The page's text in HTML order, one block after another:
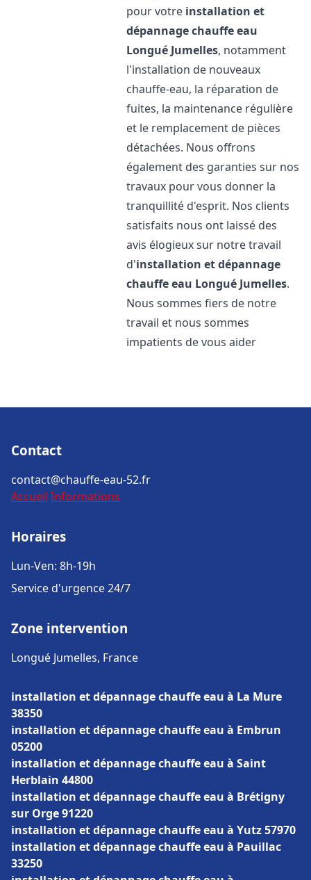
pour votre installation et
dépannage chauffe eau
Longué Jumelles, notamment
l'installation de nouveaux
chauffe-eau, la réparation de
fuites, la maintenance régulière
et le remplacement de pièces
détachées. Nous offrons
également des garanties sur nos
travaux pour vous donner la
tranquillité d'esprit. Nos clients
satisfaits nous ont laissé des
avis élogieux sur notre travail
d'installation et dépannage
chauffe eau Longué Jumelles.
Nous sommes fiers de notre
travail et nous sommes
impatients de vous aider
Contact
contact@chauffe-eau-52.fr
Accueil Informations
Horaires
Lun-Ven: 8h-19h
Service d'urgence 24/7
Zone intervention
Longué Jumelles, France
installation et dépannage chauffe eau à La Mure
38350
installation et dépannage chauffe eau à Embrun
05200
installation et dépannage chauffe eau à Saint
Herblain 44800
installation et dépannage chauffe eau à Brétigny
sur Orge 91220
installation et dépannage chauffe eau à Yutz 57970
installation et dépannage chauffe eau à Pauillac
33250